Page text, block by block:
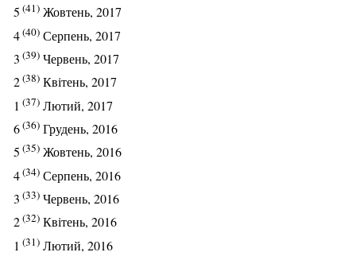
5 (41) Жовтень, 2017
4(40) Серпень, 2017
3 (39) Червень, 2017
2(38) Квітень, 2017
1 (37) Лютий, 2017
6(36) Грудень, 2016
5 (35) Жовтень, 2016
4(34) Серпень, 2016
3 (33) Червень, 2016
2(32) Квітень, 2016
1 (31) Лютий, 2016